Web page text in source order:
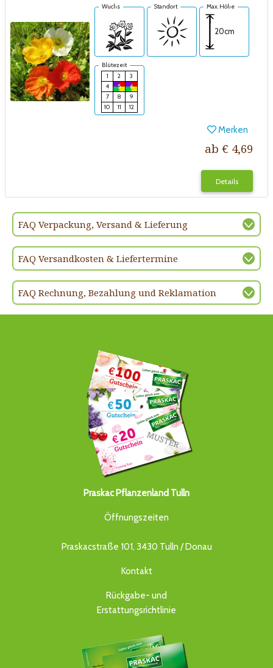
Wuchs Standort Max. Höhe
20cm
Blütezeit
1
2
3
4
5
6
7
8
9
10
11 12
Merken
ab € 4,69
Details
FAQ Verpackung, Versand & Lieferung
FAQ Versandkosten & Liefertermine
FAQ Rechnung, Bezahlung und Reklamation
Praskac Pflanzenland Tulln
Öffnungszeiten
Praskacstraße 101, 3430 Tulln / Donau
Kontakt
Rückgabe- und
Erstattungsrichtlinie